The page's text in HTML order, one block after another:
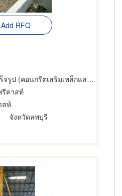
Add RFQ
ตเสริมเหล็กและอัดแรง),คอนกรีตเสริมเหล็ก,วัสดุ-อุปกรณ์ก่อสร้าง
รีคาสท์
สท์
จังหวัดลพบุรี